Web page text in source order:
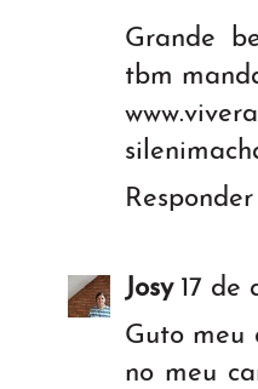
Grande
tbm
Responder
Josy 17 de
Guto meu
no meu